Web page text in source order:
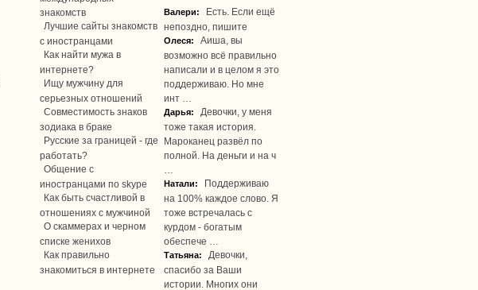
знакомств
Лучшие сайты знакомств
с иностранцами
Как найти мужа в
интернете?
Ищу мужчину для
серьезных отношений
Совместимость знаков
зодиака в браке
Русские за границей - где
работать?
Общение с
иностранцами по skype
Как быть счастливой в
отношениях с мужчиной
О скаммерах и черном
списке женихов
Как правильно
знакомиться в интернете
Валери: Есть. Если ещё
непоздно, пишите
Олеся:
Аиша, вы
возможно всё правильно
написали и в целом я это
поддерживаю. Но мне
инт …
Дарья:
Девочки, у меня
тоже такая история.
Мароканец развёл по
полной. На деньги и на ч
Натали:
Поддерживаю
на 100% каждое слово. Я
тоже встречалась с
курдом - богатым
обеспече …
Татьяна:
Девочки,
спасибо за Ваши
истории. Многих они